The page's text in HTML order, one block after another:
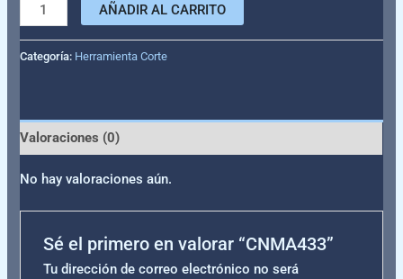
AÑADIR AL CARRITO
Categoría: Herramienta Corte
Valoraciones (0)
No hay valoraciones aún.
Sé el primero en valorar “CNMA433”
Tu dirección de correo electrónico no será